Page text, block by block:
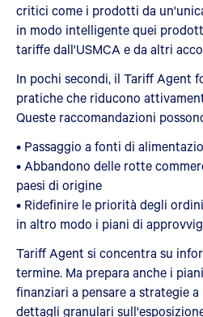
critici come i prodotti da
in modo intelligente quei
tariffe dall'USMCA e da altri
In pochi secondi, il Tariff Agent
pratiche che riducono
Queste raccomandazioni
• Passaggio a fonti di
• Abbandono delle rotte
paesi di origine
• Ridefinire le priorità degli
in altro modo i piani di
Tariff Agent si concentra su
termine. Ma prepara anche i
finanziari a pensare a strategie
dettagli granulari